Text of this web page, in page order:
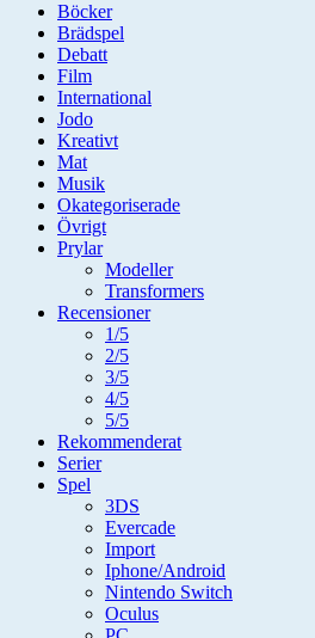
Böcker
Brädspel
Debatt
Film
International
Jodo
Kreativt
Mat
Musik
Okategoriserade
Övrigt
Prylar
Modeller
Transformers
Recensioner
1/5
2/5
3/5
4/5
5/5
Rekommenderat
Serier
Spel
3DS
Evercade
Import
Iphone/Android
Nintendo Switch
Oculus